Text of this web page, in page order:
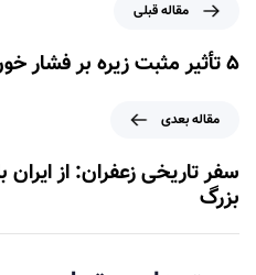
مقاله قبلی
۵ تأثیر مثبت زیره بر فشار خون و کلسترول
مقاله بعدی
سفر تاریخی زعفران: از ایران
بزرگ